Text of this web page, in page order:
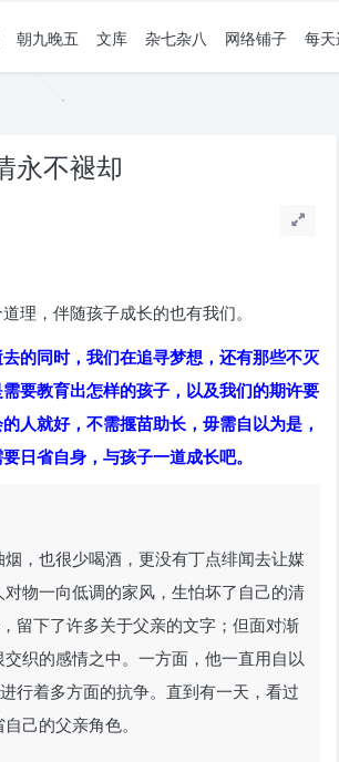
朝九晚五 文库 杂七杂八 网络铺子 每
永不褪却
理，伴随孩子成长的也有我们。
的同时，我们在追寻梦想，还有那些不灭
要教育出怎样的孩子，以及我们的期许要
人就好，不需揠苗助长，毋需自以为是，
日省自身，与孩子一道成长吧。
，也很少喝酒，更没有丁点绯闻去让媒
物一向低调的家风，生怕坏了自己的清
留下了许多关于父亲的文字；但面对渐
织的感情之中。一方面，他一直用自以
行着多方面的抗争。直到有一天，看过
己的父亲角色。